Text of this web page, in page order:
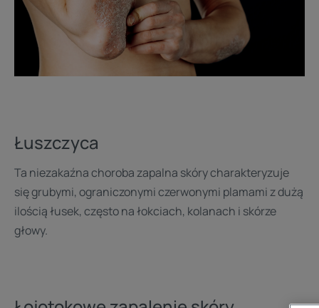
Łuszczyca
Ta niezakaźna choroba zapalna skóry charakteryzuje
się grubymi, ograniczonymi czerwonymi plamami z dużą
ilością łusek, często na łokciach, kolanach i skórze
głowy.